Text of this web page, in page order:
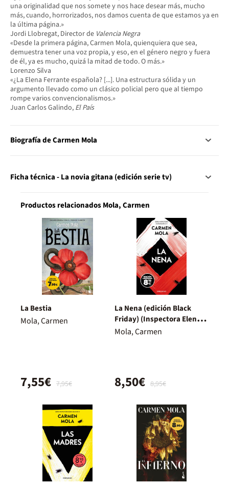
una originalidad que nos somete y nos hace desear más, mucho
más, cuando, horrorizados, nos damos cuenta de que estamos ya en
la última página.»
Jordi Llobregat, Director de Valencia Negra
«Desde la primera página, Carmen Mola, quienquiera que sea,
demuestra tener una voz propia, y eso, en el género negro y fuera
de él, ya es mucho, quizá la mitad de todo. O más.»
Lorenzo Silva
«¿La Elena Ferrante española? [...]. Una estructura sólida y un
argumento llevado como un clásico policial pero que al tiempo
rompe varios convencionalismos.»
Juan Carlos Galindo, El País
Biografía de Carmen Mola
Ficha técnica - La novia gitana (edición serie tv)
Productos relacionados Mola, Carmen
La Bestia
Mola, Carmen
7,95€
7,55€
La Nena (edición Black
Friday) (Inspectora Elena
Blanco 3)
Mola, Carmen
8,95€
8,50€